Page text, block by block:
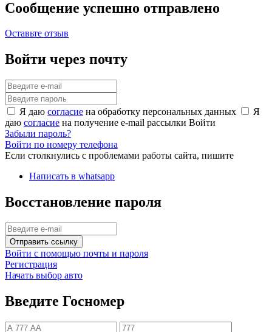
Сообщение успешно отправлено
Оставьте отзыв
Войти через почту
Я даю согласие на обработку персональных данных
Я
даю согласие на получение e-mail рассылки Войти
Забыли пароль?
Войти по номеру телефона
Если столкнулись с проблемами работы сайта, пишите
Написать в whatsapp
Восстановление пароля
Отправить ссылку
Войти с помощью почты и пароля
Регистрация
Начать выбор авто
Введите Госномер